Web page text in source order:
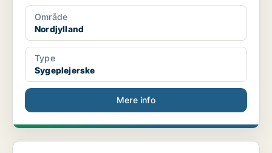
Område
Nordjylland
Type
Sygeplejerske
Mere info
Sygeplejerske søges til Sengeafsnit for Kræftbehan...